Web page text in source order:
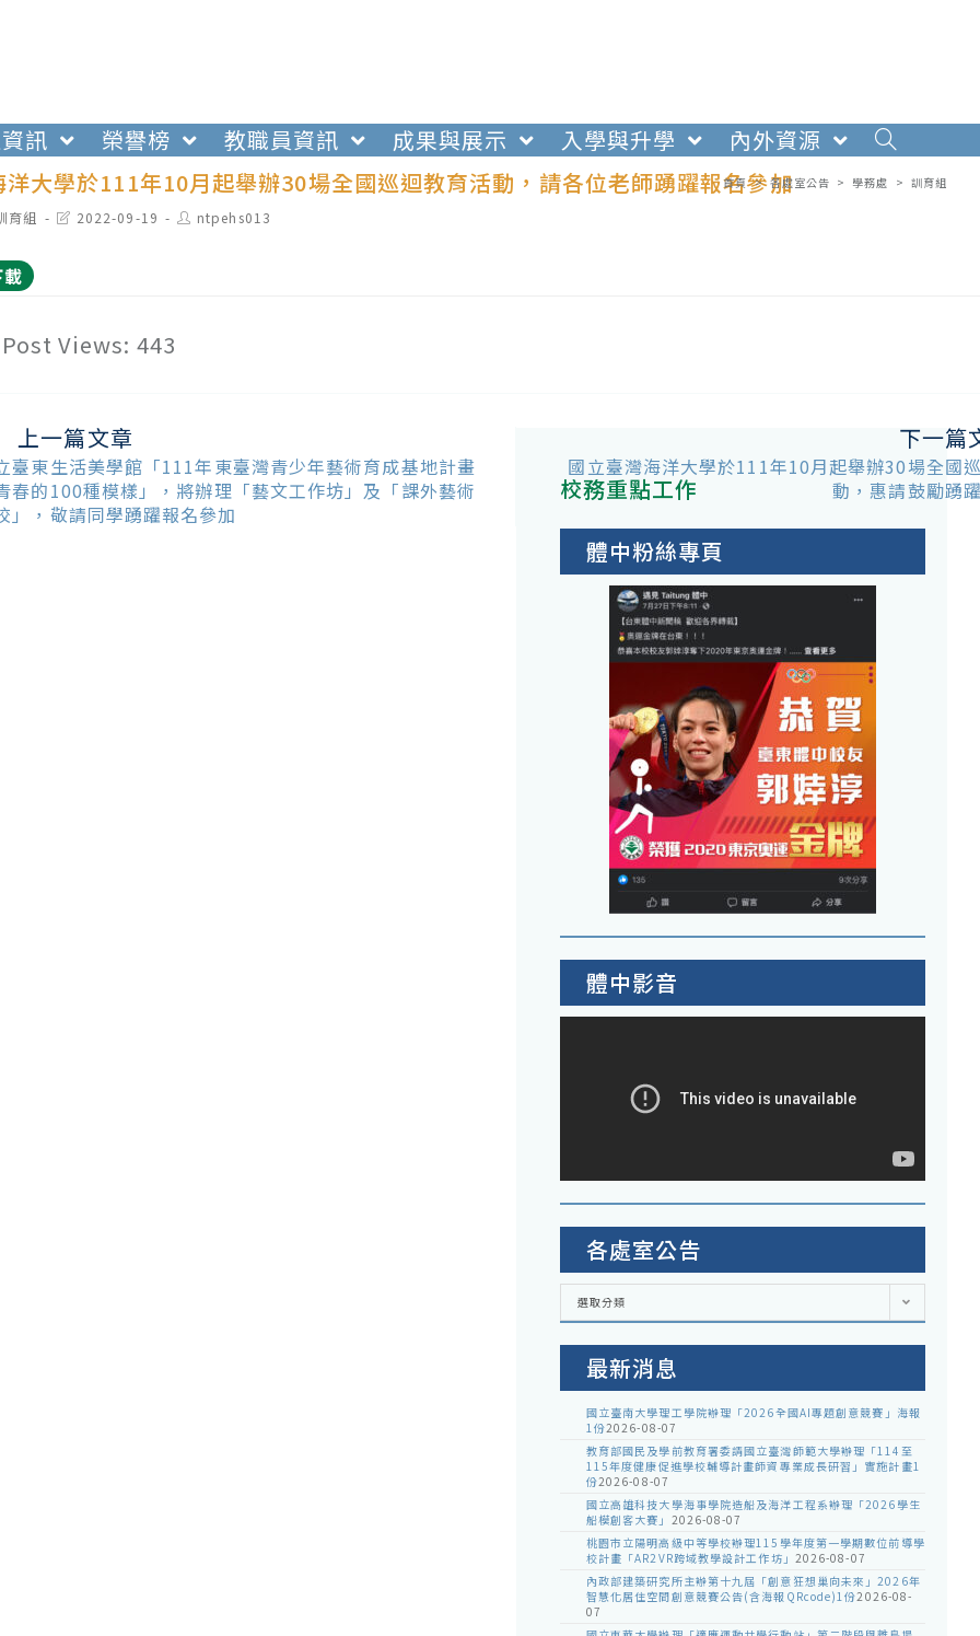
訊 榮譽榜 教職員資訊 成果與展示 入學與升學
內外資源
洋大學於111年10月起舉辦30場全國巡迴教育活動，請各位老師踴躍報名參加
首頁 > 各處室公告 > 學務處 > 訓育組
育組
Post2022-09-19
Post
author:
ntpehs013
Post Views: 443
上一篇文章
臺東生活美學館「111年東臺灣青少年藝術育成基地計畫
春的100種模樣」，將辦理「藝文工作坊」及「課外藝術
」，敬請同學踴躍報名參加
下一篇
國立臺灣海洋大學於111年10月起舉辦30場全國
動，惠請鼓勵踴
校務重點工作
體中粉絲專頁
體中影音
各處室公告
各
室
選取分類
最新消息
國立臺南大學理工學院辦理「2026全國AI專題創意競賽」海報
1份2026-08-07
教育部國民及學前教育署委請國立臺灣師範大學辦理「114至
115年度健康促進學校輔導計畫師資專業成長研習」實施計畫1
份2026-08-07
國立高雄科技大學海事學院造船及海洋工程系辦理「2026學生
船模創客大賽」 2026-08-07
桃園市立陽明高級中等學校辦理115學年度第一學期數位前導學
校計畫「AR2VR跨域教學設計工作坊」 2026-08-07
內政部建築研究所主辦第十九屆「創意狂想巢向未來」2026年
智慧化居住空間創意競賽公告(含海報QRcode)1份2026-08-
07